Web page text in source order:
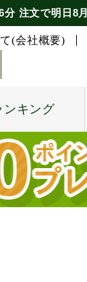
分注文で明日8
(会社概要)
ンキング